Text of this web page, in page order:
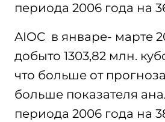
периода 2006 года на
AIOC в январе- марте
добыто 1303,82 млн.
что больше от
больше показателя
периода 2006 года на